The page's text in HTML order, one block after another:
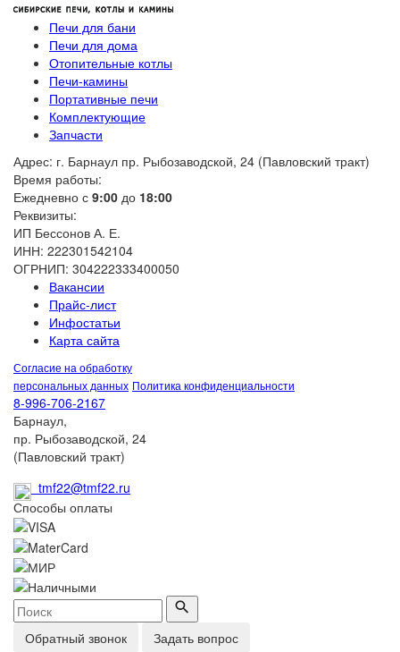
Печи для бани
Печи для дома
Отопительные котлы
Печи-камины
Портативные печи
Комплектующие
Запчасти
Адрес: г. Барнаул пр. Рыбозаводской, 24 (Павловский тракт)
Время работы:
Ежедневно с 9:00 до 18:00
Реквизиты:
ИП Бессонов А. Е.
ИНН: 222301542104
ОГРНИП: 304222333400050
Вакансии
Прайс-лист
Инфостатьи
Карта сайта
Согласие на обработку
персональных данных Политика конфиденциальности
8-996-706-2167
Барнаул,
пр. Рыбозаводской, 24
(Павловский тракт)
tmf22@tmf22.ru
Способы оплаты
Обратный звонок
Задать вопрос